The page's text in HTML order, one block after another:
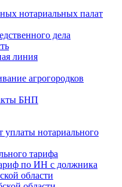
нотариальных палат
дела
линия
агрогородков
БНП
уплаты нотариального
тарифа
по ИН с должника
области